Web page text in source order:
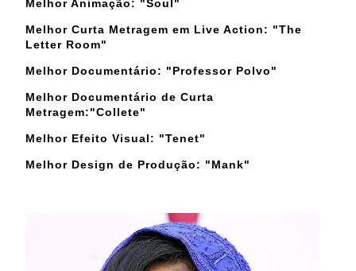
Melhor Animação: "Soul"
Melhor Curta Metragem em Live Action: "The
Letter Room"
Melhor Documentário: "Professor Polvo"
Melhor Documentário de Curta
Metragem:"Collete"
Melhor Efeito Visual: "Tenet"
Melhor Design de Produção: "Mank"